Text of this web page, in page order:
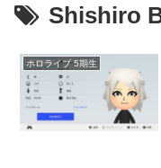
Shishiro
ホロライブ 5期生